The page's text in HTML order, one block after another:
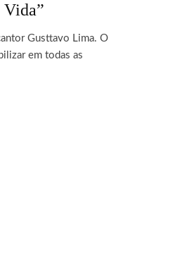
Vida”
Gusttavo Lima. O
em todas as